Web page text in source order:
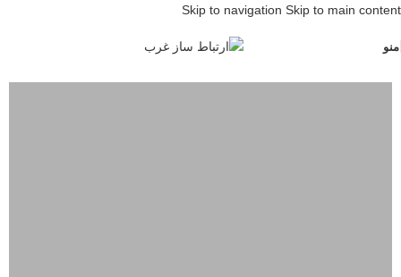
Skip to navigation Skip to main content
منو